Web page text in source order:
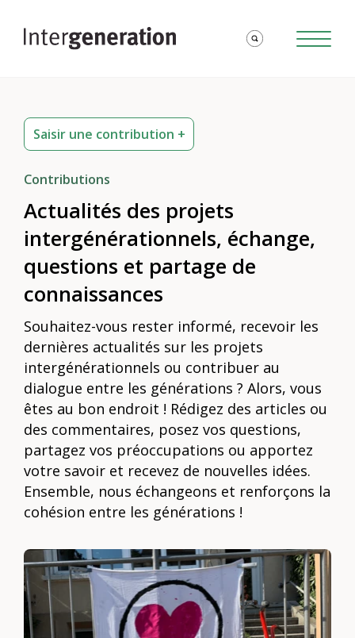
Saisir une contribution +
Contributions
Actualités des projets
intergénérationnels, échange,
questions et partage de
connaissances
Souhaitez-vous rester informé, recevoir les
dernières actualités sur les projets
intergénérationnels ou contribuer au
dialogue entre les générations ? Alors, vous
êtes au bon endroit ! Rédigez des articles ou
des commentaires, posez vos questions,
partagez vos préoccupations ou apportez
votre savoir et recevez de nouvelles idées.
Ensemble, nous échangeons et renforçons la
cohésion entre les générations !